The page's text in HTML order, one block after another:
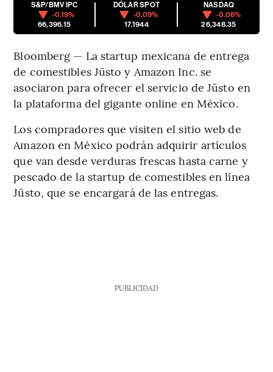
S&P/BMV IPC
-0.19%
66,396.15
DÓLAR SPOT
-0.09%
17.1944
NASDAQ
-0.06%
26,348.35
Bloomberg — La startup mexicana de entrega
de comestibles Jüsto y Amazon Inc. se
asociaron para ofrecer el servicio de Jüsto en
la plataforma del gigante online en México.
Los compradores que visiten el sitio web de
Amazon en México podrán adquirir artículos
que van desde verduras frescas hasta carne y
pescado de la startup de comestibles en línea
Jüsto, que se encargará de las entregas.
PUBLICIDAD